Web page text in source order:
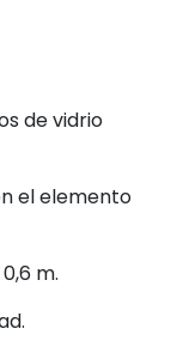
de vidrio
el elemento
m.